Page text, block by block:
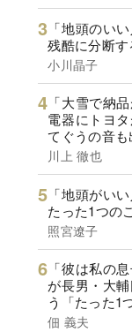
「地頭のい
残酷に分断す
小川晶子
「大雪で納
電器にトヨ
てぐうの音も
川上 徹也
「地頭がい
たった1つの
照宮遼子
「彼は私の
が長男・大
う「たった1
佃 義夫